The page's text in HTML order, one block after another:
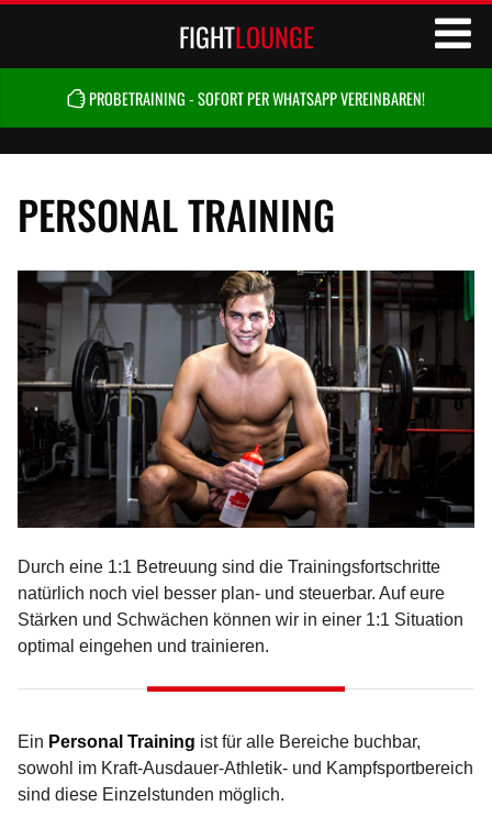
FIGHTLOUNGE
PROBETRAINING - SOFORT PER WHATSAPP VEREINBAREN!
PERSONAL TRAINING
Durch eine 1:1 Betreuung sind die Trainingsfortschritte
natürlich noch viel besser plan- und steuerbar. Auf eure
Stärken und Schwächen können wir in einer 1:1 Situation
optimal eingehen und trainieren.
Ein Personal Training ist für alle Bereiche buchbar,
sowohl im Kraft-Ausdauer-Athletik- und Kampfsportbereich
sind diese Einzelstunden möglich.